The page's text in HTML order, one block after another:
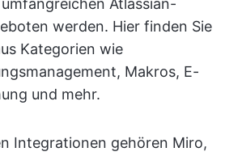
Atlassian-
werden. Hier finden Sie
Kategorien wie
Makros, E-
und mehr.
Integrationen gehören Miro,